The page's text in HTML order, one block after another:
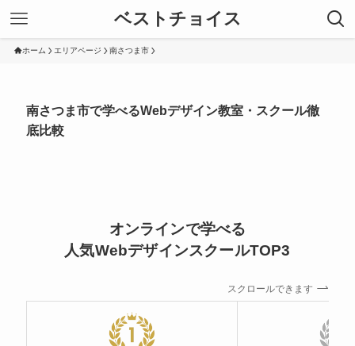
ベストチョイス
ホーム エリアページ 南さつま市
南さつま市で学べるWebデザイン教室・スクール徹
底比較
オンラインで学べる
人気WebデザインスクールTOP3
スクロールできます